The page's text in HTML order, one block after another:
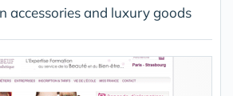
accessories and luxury goods